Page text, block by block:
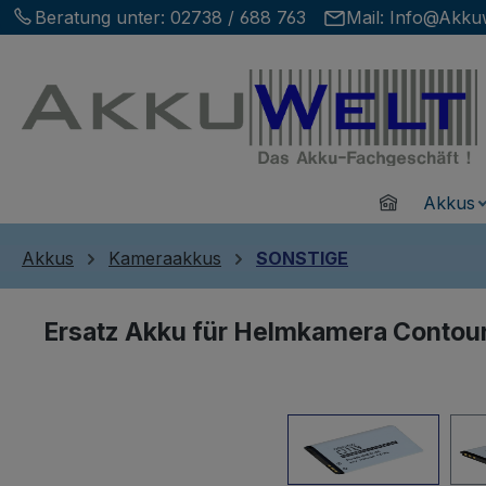
Hauptinhalt springen
Zur Suche springen
Zur Hauptnavigation springen
Beratung unter: 02738 / 688 763 Mail:
HomeAkkus
Akkus Kameraakkus SONSTIGE
Ersatz Akku für Helmkamera